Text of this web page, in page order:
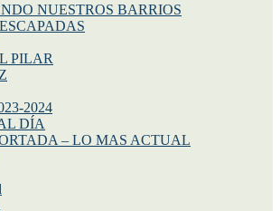
NUESTROS BARRIOS
PILAR
2024
DÍA
– LO MAS ACTUAL